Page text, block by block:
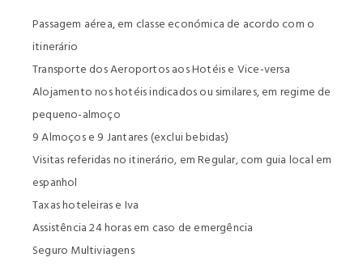
Passagem aérea, em classe económica de acordo com o
itinerário
Transporte dos Aeroportos aos Hotéis e Vice-versa
Alojamento nos hotéis indicados ou similares, em regime de
pequeno-almoço
9 Almoços e 9 Jantares (exclui bebidas)
Visitas referidas no itinerário, em Regular, com guia local em
espanhol
Taxas hoteleiras e Iva
Assistência 24 horas em caso de emergência
Seguro Multiviagens